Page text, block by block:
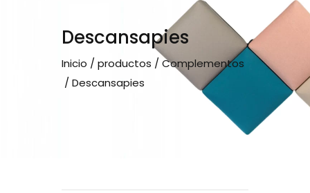
Descansapies
Inicio /productos /Complementos
/ Descansapies